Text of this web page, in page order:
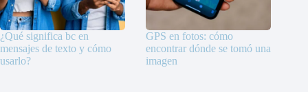
¿Qué significa bc en
mensajes de texto y cómo
usarlo?
GPS en fotos: cómo
encontrar dónde se tomó una
imagen